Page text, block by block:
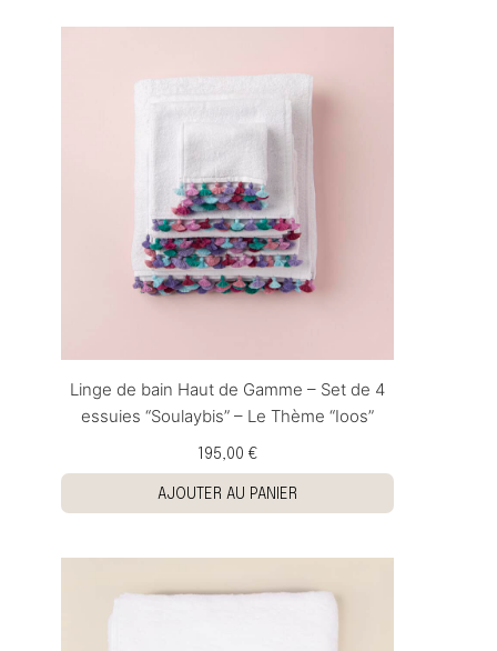
Linge de bain Haut de Gamme – Set de 4
essuies “Soulaybis” – Le Thème “Ioos”
195,00 €
AJOUTER AU PANIER